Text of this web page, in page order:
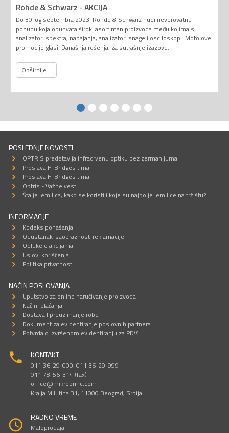
Rohde & Schwarz - AKCIJA
Do 30-og septembra 2023. Rohde & Schwarz nudi neverovatnu
ponudu koja obuhvata široki asortiman proizvoda među kojima su:
analizatori spektra, napajanja, analizatori snage i osciloskopi. Moto ove
promocije glasi: Današnja rešenja, za sutrašnje izazove.
Opširnije...
POSLEDNJE NOVOSTI
OPTRIS predstavlja infracrvenu optiku bez germanijuma
Proslava H-Bridges tima
Proslava H-Bridges tima
Optris - Važne vesti
Šta je lemilica, kako se koristi i koje su najbolje lemilice na tržištu?
INFORMACIJE
Kodeks ponašanja
Odustanak-saobraznost-reklamacije
Odluke o akcijama
Uslovi korišćenja
Politika privatnosti
NAČIN POSLOVANJA
Uputstvo za online naručivanje proizvoda
Načini plaćanja
Dostava I preuzimanje robe
Dokument za evidentiranje poslovnih partnera
Potvrda o izvršenom evidentiranju za PDV
KONTAKT
011 36-29-000; 011 36-29-999
011 78-56-314 (fax)
office@mikroprinc.com
Kralja Milutina 31, 11000 Beograd, Srbija
RADNO VREME
Maloprodaja: